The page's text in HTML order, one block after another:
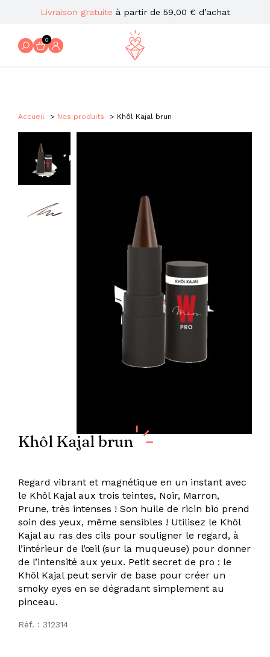
Livraison gratuite à partir de 59,00 € d’achat
0
Accueil Nos produits Khôl Kajal brun
Khôl Kajal brun
Regard vibrant et magnétique en un instant avec
le Khôl Kajal aux trois teintes, Noir, Marron,
Prune, très intenses ! Son huile de ricin bio prend
soin des yeux, même sensibles ! Utilisez le Khôl
Kajal au ras des cils pour souligner le regard, à
l’intérieur de l’œil (sur la muqueuse) pour donner
de l’intensité aux yeux. Petit secret de pro : le
Khôl Kajal peut servir de base pour créer un
smoky eyes en se dégradant simplement au
pinceau.
Réf. : 312314